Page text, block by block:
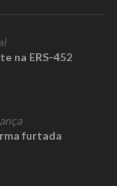
na ERS-452
furtada